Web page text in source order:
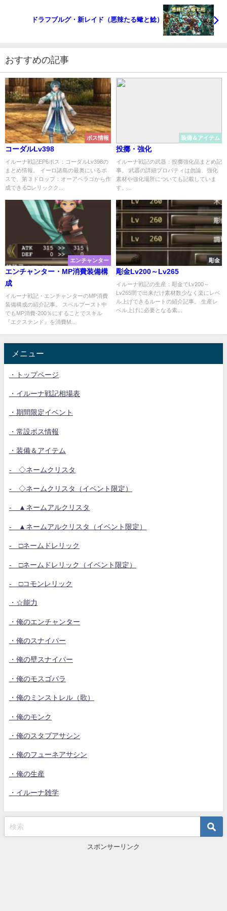
ドラフブルグ・新レイド（悪辣たる蠍と鯰）
おすすめの記事
ボス情報
コーダルLv398
イルーナ戦記EP6ボス：コーダルLv398の
まとめ情報。 イーロ諸島の最奥にいるボ
スで、第３ドロップ：オーアペラゴから作
成できる□レリックク...
装備＆アイテム
投擲・強化
イルーナ戦記の武器：投擲強化品まとめ記
事。 武器の詳細プロパティは勿論、強化
素材や強化場所についても記載していま
す。...
エンチャンター
エンチャンター・MP消費装備構
成
イルーナ戦記・エンチャンターのMP消費
装備構成の紹介記事。 スペルブースト中
でもMP消費-200％にすることでスキル
『エクステンド』を消費M...
彫金
彫金Lv200～Lv265
イルーナ戦記の生産：彫金でLv200～
Lv265間で出来だけ素材数少なく楽にレベ
ル上げできるルートの紹介記事。 生産レ
ベル上げに必要となる素...
メニュー
・トップページ
・イルーナ戦記相場表
・期間限定イベント
・常設ボス情報
・装備＆アイテム
- ◇ネームクリスタ
- ◇ネームクリスタ（イベント限定）
- ▲ネームアルクリスタ
- ▲ネームアルクリスタ（イベント限定）
- □ネームドレリック
- □ネームドレリック（イベント限定）
- □コモンレリック
・☆能力
・俺のエンチャンター
・俺のスナイパー
・俺の壁スナイパー
・俺のモスゴパラ
・俺のミンストレル（歌）
・俺のモンク
・俺のスタブアサシン
・俺のフューネアサシン
・俺の生産
・イルーナ雑学
スポンサーリンク